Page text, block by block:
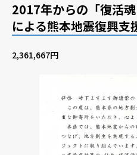
2017年からの「復活
による熊本地震復興支
2,361,667円